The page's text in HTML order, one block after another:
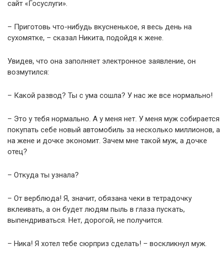
сайт «Госуслуги».
– Приготовь что-нибудь вкусненькое, я весь день на
сухомятке, – сказал Никита, подойдя к жене.
Увидев, что она заполняет электронное заявление, он
возмутился:
– Какой развод? Ты с ума сошла? У нас же все нормально!
– Это у тебя нормально. А у меня нет. У меня муж собирается
покупать себе новый автомобиль за несколько миллионов, а
на жене и дочке экономит. Зачем мне такой муж, а дочке
отец?
– Откуда ты узнала?
– От верблюда! Я, значит, обязана чеки в тетрадочку
вклеивать, а он будет людям пыль в глаза пускать,
выпендриваться. Нет, дорогой, не получится.
– Ника! Я хотел тебе сюрприз сделать! – воскликнул муж.